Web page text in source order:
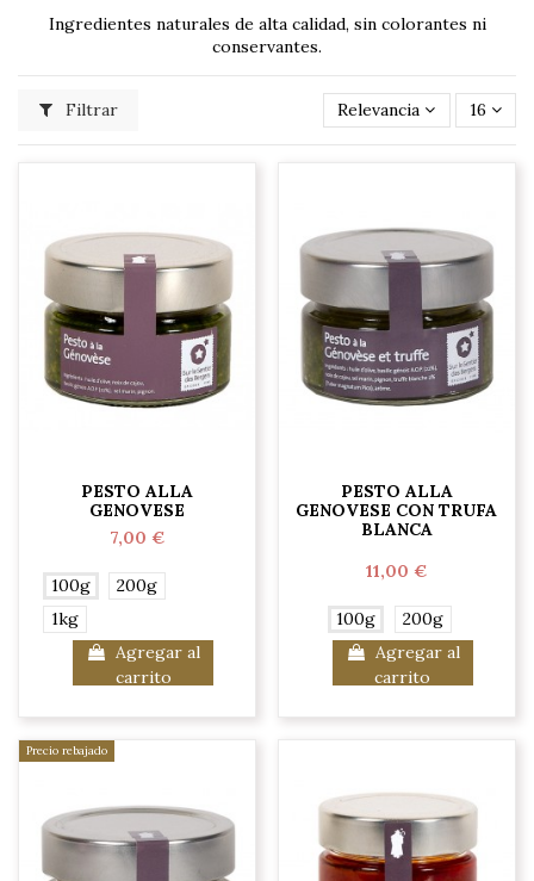
Ingredientes naturales de alta calidad, sin colorantes ni
conservantes.
Filtrar Relevancia 16
PESTO ALLA
GENOVESE
7,00 €
100g
200g
1kg
Agregar al
carrito
PESTO ALLA
GENOVESE CON TRUFA
BLANCA
11,00 €
100g
200g
Agregar al
carrito
Precio rebajado